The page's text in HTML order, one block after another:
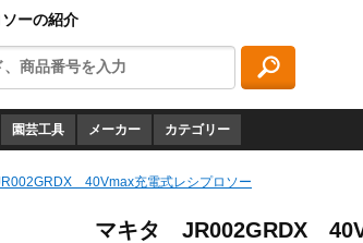
ーの紹介
園芸工具 メーカー カテゴリー
40Vmax充電式レシプロソー
マキタ JR002GRDX